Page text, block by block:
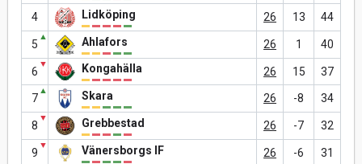
4 Lidköping 26 13 44
5
▲ Ahlafors 26 1 40
6
▼ Kongahälla 26 15 37
7
▲ Skara 26 -8 34
8
▼ Grebbestad 26 -7 32
9
▼ Vänersborgs IF 26 -6 31